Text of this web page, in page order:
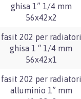
ghisa 1” 1/4 mm
56x42x2
fasit 202 per radiatori
ghisa 1 “ 1/4 mm
56x42x1
fasit 202 per radiatori
alluminio 1” mm